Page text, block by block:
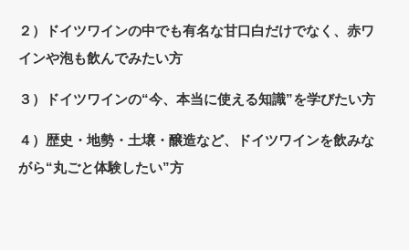
２）ドイツワインの中でも有名な甘口白だけでなく、赤ワ
インや泡も飲んでみたい方
３）ドイツワインの“今、本当に使える知識”を学びたい方
４）歴史・地勢・土壌・醸造など、ドイツワインを飲みな
がら“丸ごと体験したい”方